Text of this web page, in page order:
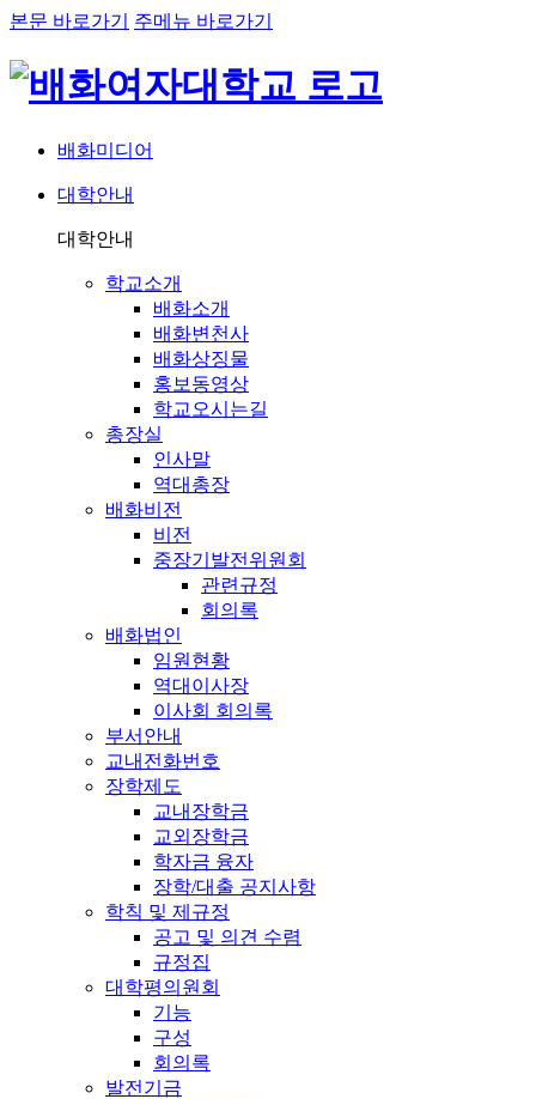
본문 바로가기 주메뉴 바로가기
배화미디어
네비게이션
대학안내
대학안내
학교소개
배화소개
배화변천사
배화상징물
홍보동영상
학교오시는길
총장실
인사말
역대총장
배화비전
비전
중장기발전위원회
관련규정
회의록
배화법인
임원현황
역대이사장
이사회 회의록
부서안내
교내전화번호
장학제도
교내장학금
교외장학금
학자금 융자
장학/대출 공지사항
학칙 및 제규정
공고 및 의견 수렴
규정집
대학평의원회
기능
구성
회의록
발전기금